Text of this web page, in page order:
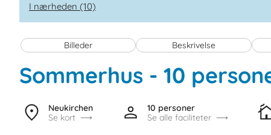
I nærheden (10)
Billeder Beskrivelse
Sommerhus - 10
Neukirchen
Se kort
10 personer
Se alle faciliteter